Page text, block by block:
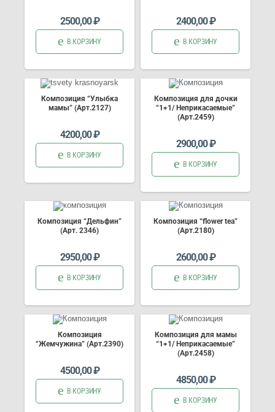
2500,00₽
В КОРЗИНУ
2400,00₽
В КОРЗИНУ
Композиция “Улыбка
мамы” (Арт.2127)
4200,00₽
В КОРЗИНУ
Композиция для дочки
“1+1/ Неприкасаемые”
(Арт.2459)
2900,00₽
В КОРЗИНУ
Композиция “Дельфин”
(Арт. 2346)
2950,00₽
В КОРЗИНУ
Композиция “flower tea”
(Арт.2180)
2600,00₽
В КОРЗИНУ
Композиция
“Жемчужина” (Арт.2390)
4500,00₽
В КОРЗИНУ
Композиция для мамы
“1+1/ Неприкасаемые”
(Арт.2458)
4850,00₽
В КОРЗИНУ